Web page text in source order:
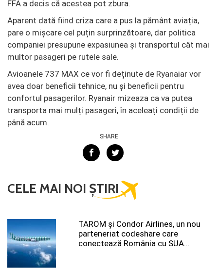
FFA a decis că acestea pot zbura.
Aparent dată fiind criza care a pus la pământ aviația,
pare o mișcare cel puțin surprinzătoare, dar politica
companiei presupune expasiunea și transportul cât mai
multor pasageri pe rutele sale.
Avioanele 737 MAX ce vor fi deținute de Ryanaiar vor
avea doar beneficii tehnice, nu și beneficii pentru
confortul pasagerilor. Ryanair mizeaza ca va putea
transporta mai mulți pasageri, în aceleați condiții de
până acum.
SHARE
CELE MAI NOI ȘTIRI
TAROM şi Condor Airlines, un nou
parteneriat codeshare care
conectează România cu SUA...